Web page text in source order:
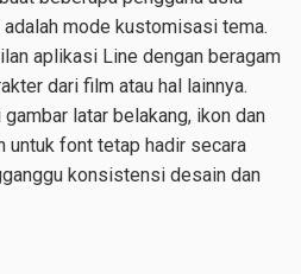
mode kustomisasi tema.
aplikasi Line dengan beragam
dari film atau hal lainnya.
latar belakang, ikon dan
untuk font tetap hadir secara
konsistensi desain dan